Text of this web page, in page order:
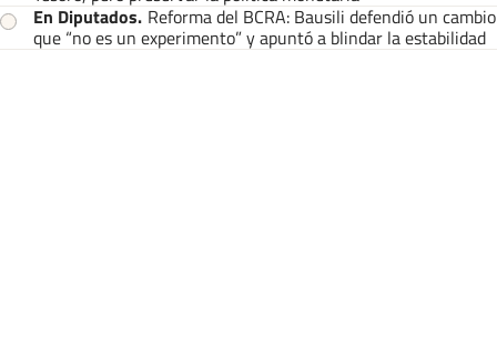
En Diputados. Reforma del BCRA: Bausili defendió un cambio
que “no es un experimento” y apuntó a blindar la estabilidad